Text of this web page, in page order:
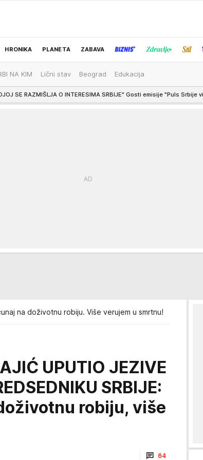
HRONIKA PLANETA ZABAVA
NA KIM Lični stav Beograd Edukacija
O INTERESIMA SRBIJE" Gosti emisije "Puls Srbije vikend" o
na doživotnu robiju. Više verujem u smrtnu!
UPUTIO JEZIVE
SRBIJE:
robiju, više
64